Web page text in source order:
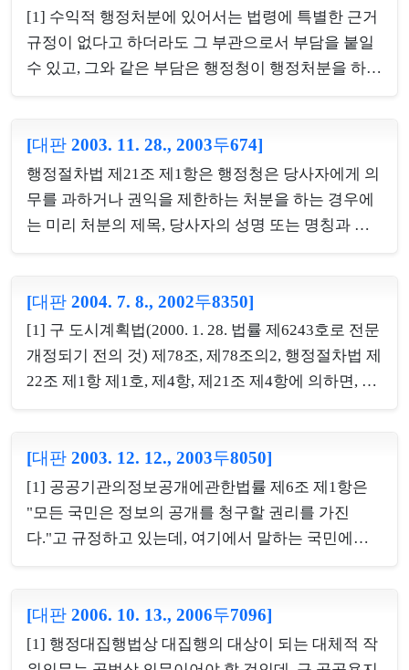
한 영업허가 등은 그 효력을 잃는다 할 것인데, 위 규
정들을 종합하면 위 행정청이 구 식품위생법 규정에
의하여 ...
대하여 그 철거대집행을 위한 계고처분을 할 권한이
있다. [3] 행정청이 행정대집행법 제3조 제1항에 의한
대집행계고를 함에 있어서는 의무자가 스스로 이행
범위는 반드시 대집행계고서에 의하여서만 특정되어
야 하는 것이 아니고 계고처분 전후에 송달된 문서나
기타 사정을 종합하여 행위의 내용이 특정되거나 대
집행 의무...
[1] 수익적 행정처분에 있어서는 법령에 특별한 근거
규정이 없다고 하더라도 그 부관으로서 부담을 붙일
수 있고, 그와 같은 부담은 행정청이 행정처분을 하면
식으로 미리 정한 다음 행정처분을 하면서 이를 부가
할 수도 있다.[2] 행정청이 수익적 행정처분을 하면서
부가한 부담의 위법 여부는 처분 당시 법령을 기준으
로 판단하여야 하고, 부담이 처분 당시 법령을 기준으
관을 붙일 수 없게 되었다 하더라도 곧바로 위법하게
되거나 그 효력이 소멸하게 되는 것은 아니다. 따라서
행정처분의 상대방이 수익적 행정처분을 얻기 위하
여 행...
[대판 2003. 11. 28., 2003두674]
행정절차법 제21조 제1항은 행정청은 당사자에게 의
무를 과하거나 권익을 제한하는 처분을 하는 경우에
는 미리 처분의 제목, 당사자의 성명 또는 명칭과 주
뜻과 의견을 제출하지 아니하는 경우의 처리방법, 의
견제출기관의 명칭과 주소, 의견제출기한 등을 당사
자 등에게 통지하도록 하고 있는바, 신청에 따른 처분
이 이루어지지 아니한 경우에는 아직 당사자에게 권
자의 권익을 제한하는 것은 아니어서 신청에 대한 거
부처분을 여기에서 말하는 '당사자의 권익을 제한하
는 처분'에 해당한다고 할 수 없는 것이어서 처분의
사전통지대상이...
[대판 2004. 7. 8., 2002두8350]
[1] 구 도시계획법(2000. 1. 28. 법률 제6243호로 전문
개정되기 전의 것) 제78조, 제78조의2, 행정절차법 제
22조 제1항 제1호, 제4항, 제21조 제4항에 의하면, 행
실시하여야 하고, 다만 행정절차법 제22조 제4항, 제
21조 제4항에서 정한 예외사유에 해당하는 경우에
한하여 청문을 실시하지 아니할 수 있으며, 이러한 청
문제도는 행정처분의 사유에 대하여 당사자에게 변
정을 기하려는 데 그 취지가 있음에 비추어 볼 때, 행
정청이 침해적 행정처분을 함에 즈음하여 청문을 실
시하지 않아도 되는 예외적인 경우에 해당하지 않는
[대판 2003. 12. 12., 2003두8050]
[1] 공공기관의정보공개에관한법률 제6조 제1항은
"모든 국민은 정보의 공개를 청구할 권리를 가진
다."고 규정하고 있는데, 여기에서 말하는 국민에는
는 설립목적을 불문하며, 한편 정보공개청구권은 법
률상 보호되는 구체적인 권리이므로 청구인이 공공
기관에 대하여 정보공개를 청구하였다가 거부처분을
[대판 2006. 10. 13., 2006두7096]
[1] 행정대집행법상 대집행의 대상이 되는 대체적 작